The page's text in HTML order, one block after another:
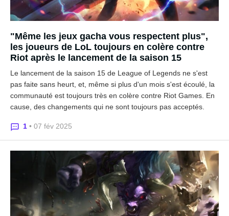
"Même les jeux gacha vous respectent plus",
les joueurs de LoL toujours en colère contre
Riot après le lancement de la saison 15
Le lancement de la saison 15 de League of Legends ne s'est
pas faite sans heurt, et, même si plus d'un mois s'est écoulé, la
communauté est toujours très en colère contre Riot Games. En
cause, des changements qui ne sont toujours pas acceptés.
1 • 07 fév 2025